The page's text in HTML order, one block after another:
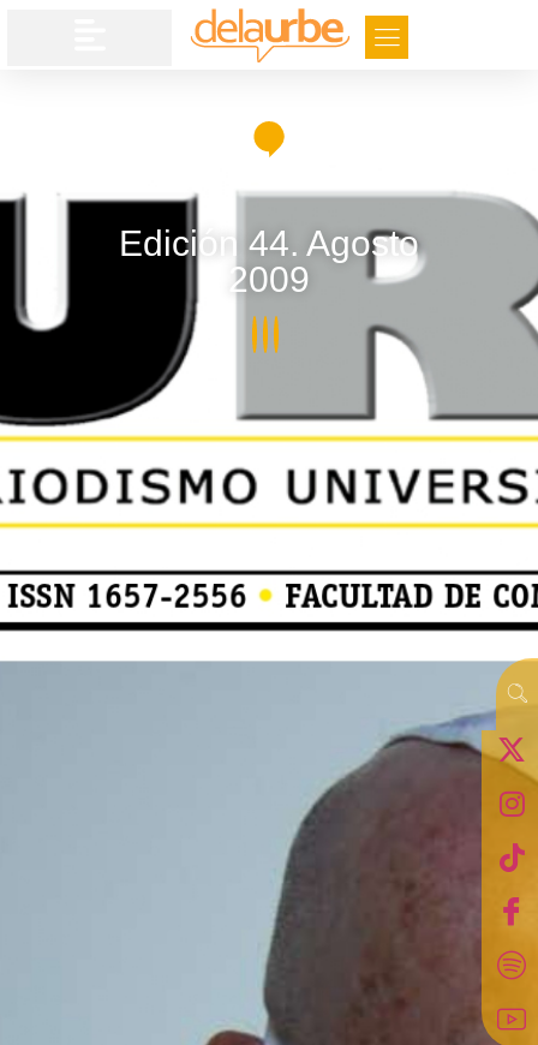
Edición 44. Agosto
2009